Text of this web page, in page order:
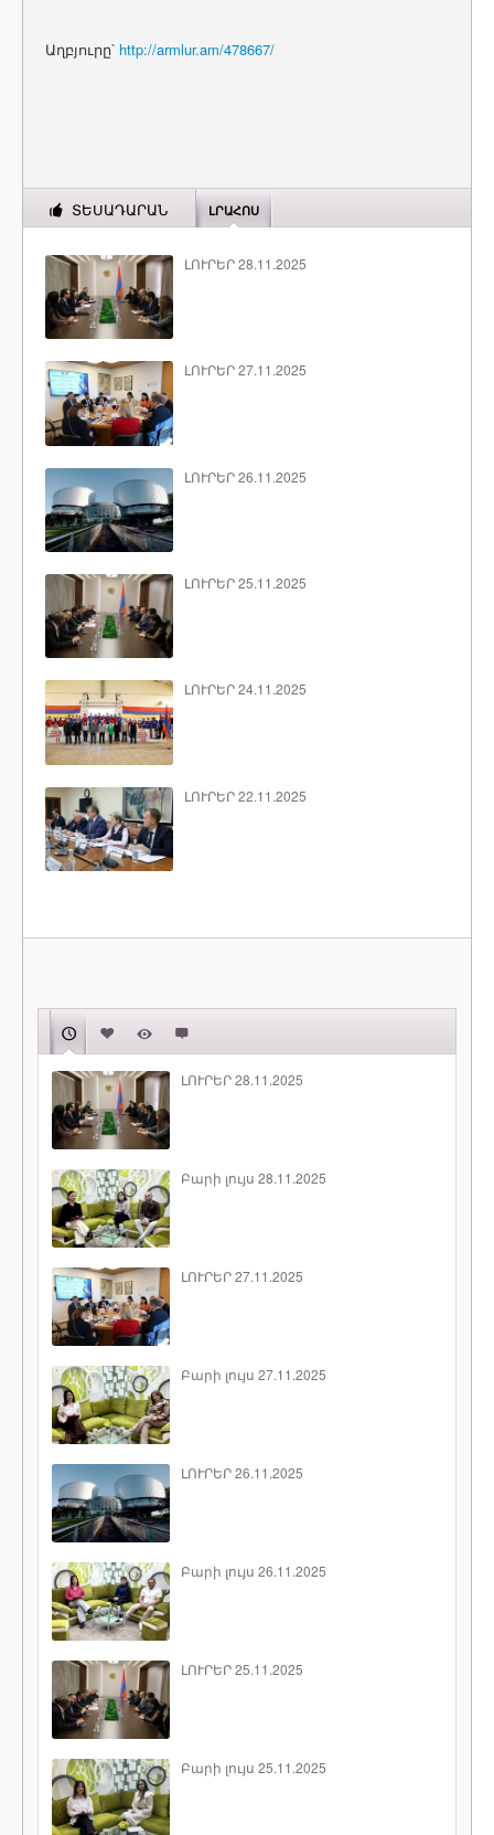
Աղբյուրը՝ http://armlur.am/478667/
ՏԵՍԱԴԱՐԱՆ ԼՐԱՀՈՍ
ԼՈՒՐԵՐ 28.11.2025
ԼՈՒՐԵՐ 27.11.2025
ԼՈՒՐԵՐ 26.11.2025
ԼՈՒՐԵՐ 25.11.2025
ԼՈՒՐԵՐ 24.11.2025
ԼՈՒՐԵՐ 22.11.2025
ԼՈՒՐԵՐ 28.11.2025
Բարի լույս 28.11.2025
ԼՈՒՐԵՐ 27.11.2025
Բարի լույս 27.11.2025
ԼՈՒՐԵՐ 26.11.2025
Բարի լույս 26.11.2025
ԼՈՒՐԵՐ 25.11.2025
Բարի լույս 25.11.2025